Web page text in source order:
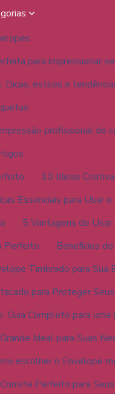
para impressionar
Dicas, estilos e
profissional de
10 Ideias
Essenciais para Usar
5 Vantagens de
Perfeito
Benefícios
Timbrado para Sua
para Proteger
Completo para uma
Ideal para Suas
escolher o Envelope
Perfeito para